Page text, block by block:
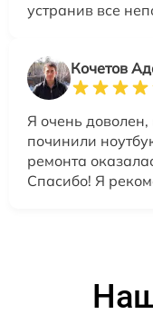
устранив все
Кочетов
Я очень доволен,
починили
ремонта
Спасибо! Я